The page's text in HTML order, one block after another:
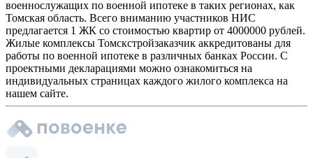
военнослужащих по военной ипотеке в таких регионах, как
Томская область. Всего вниманию участников НИС
предлагается 1 ЖК со стоимостью квартир от 4000000 рублей.
Жилые комплексы Томскстройзаказчик аккредитованы для
работы по военной ипотеке в различных банках России. С
проектными декларациями можно ознакомиться на
индивидуальных страницах каждого жилого комплекса на
нашем сайте.